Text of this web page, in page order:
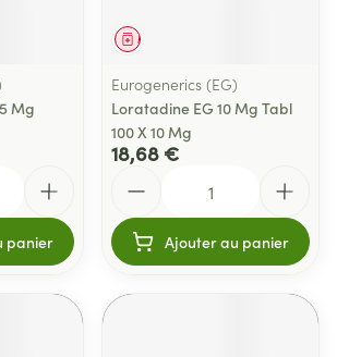
Mg
panier
Médicament
Eurogenerics (EG)
Loratadine EG 10 Mg Tabl
100 X 10 Mg
18,68 €
Ajouter au panier